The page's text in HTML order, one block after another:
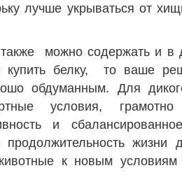
лучше укрываться от
также можно содержать и в
купить белку, то ваше
обдуманным. Для
условия,
и
продолжительность жизни
к новым условиям